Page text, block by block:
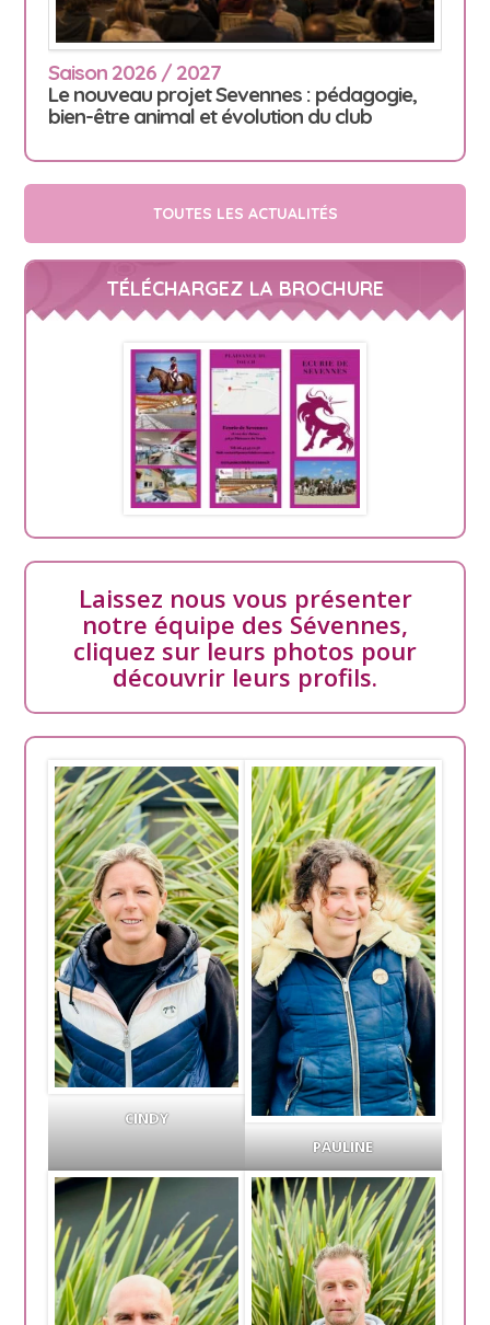
Saison 2026 / 2027
Le nouveau projet Sevennes : pédagogie,
bien-être animal et évolution du club
TOUTES LES ACTUALITÉS
TÉLÉCHARGEZ LA BROCHURE
Laissez nous vous présenter
notre équipe des Sévennes,
cliquez sur leurs photos pour
découvrir leurs profils.
CINDY
PAULINE